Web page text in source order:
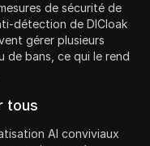
de sécurité de
détection de DICloak
gérer plusieurs
de bans, ce qui le rend
tous
AI conviviaux